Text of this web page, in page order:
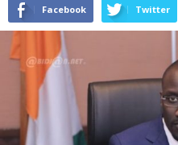
Facebook Twitter